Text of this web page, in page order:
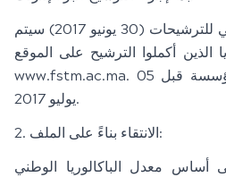
ملاحظة 1: بعد الموعد النهائي للترشيحات (30 يونيو 2017) سيتم
الذين أكملوا الترشيح على الموقع
www.fstm.ac.ma. يتم استقبال الشكاوى بالمؤسسة قبل 05
يوليو 2017.
2. الانتقاء بناءً على الملف:
معدل الباكالوريا الوطني